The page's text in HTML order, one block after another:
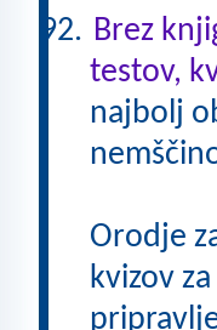
Brez
testov,
najbolj
Orodje
kvizov za